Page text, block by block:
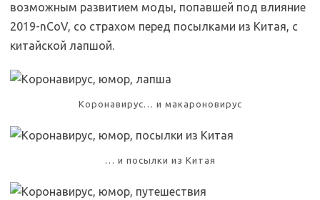
возможным развитием моды, попавшей под влияние
2019-nCoV, со страхом перед посылками из Китая, с
китайской лапшой.
Коронавирус… и макароновирус
… и посылки из Китая